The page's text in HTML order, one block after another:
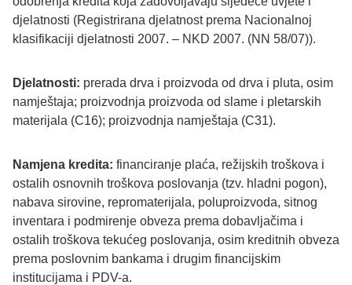
djelatnosti (Registrirana djelatnost prema Nacionalnoj
klasifikaciji djelatnosti 2007. – NKD 2007. (NN 58/07)).
Djelatnosti: prerada drva i proizvoda od drva i pluta, osim
namještaja; proizvodnja proizvoda od slame i pletarskih
materijala (C16); proizvodnja namještaja (C31).
Namjena kredita: financiranje plaća, režijskih troškova i
ostalih osnovnih troškova poslovanja (tzv. hladni pogon),
nabava sirovine, repromaterijala, poluproizvoda, sitnog
inventara i podmirenje obveza prema dobavljačima i
ostalih troškova tekućeg poslovanja, osim kreditnih obveza
prema poslovnim bankama i drugim financijskim
institucijama i PDV-a.